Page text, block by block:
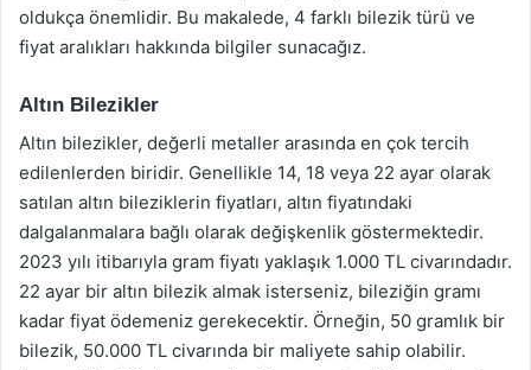
oldukça önemlidir. Bu makalede, 4 farklı bilezik türü ve
fiyat aralıkları hakkında bilgiler sunacağız.
Altın Bilezikler
Altın bilezikler, değerli metaller arasında en çok tercih
edilenlerden biridir. Genellikle 14, 18 veya 22 ayar olarak
satılan altın bileziklerin fiyatları, altın fiyatındaki
dalgalanmalara bağlı olarak değişkenlik göstermektedir.
2023 yılı itibarıyla gram fiyatı yaklaşık 1.000 TL civarındadır.
22 ayar bir altın bilezik almak isterseniz, bileziğin gramı
kadar fiyat ödemeniz gerekecektir. Örneğin, 50 gramlık bir
bilezik, 50.000 TL civarında bir maliyete sahip olabilir.